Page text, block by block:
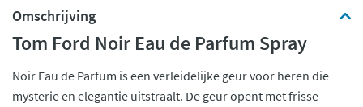
Omschrijving
Tom Ford Noir Eau de Parfum Spray
Noir Eau de Parfum is een verleidelijke geur voor heren die
mysterie en elegantie uitstraalt. De geur opent met frisse